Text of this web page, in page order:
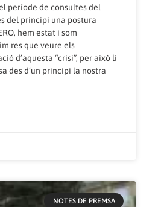
període de consultes del
del principi una postura
hem estat i som
res que veure els
d’aquesta “crisi”, per això li
des d’un principi la nostra
NOTES DE PREMSA